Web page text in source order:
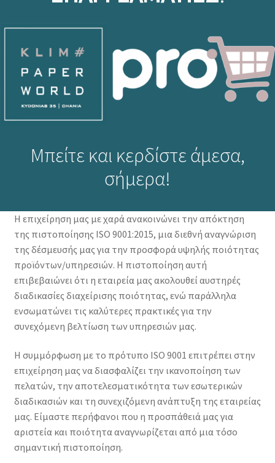
Μπείτε και κερδίστε άμεσα,
σήμερα!
Η επιχείρηση μας με χαρά ανακοινώνει την απόκτηση
της πιστοποίησης ISO 9001:2015, μια διεθνή αναγνώριση
της δέσμευσής μας για την προσφορά υψηλής ποιότητας
προϊόντων/υπηρεσιών. Η πιστοποίηση αυτή
επιβεβαιώνει ότι η εταιρεία μας ακολουθεί αυστηρές
διαδικασίες διαχείρισης ποιότητας, ενώ παράλληλα
ενσωματώνει τις καλύτερες πρακτικές για την
συνεχόμενη βελτίωση των υπηρεσιών μας.
Η συμμόρφωση με το πρότυπο ISO 9001 επιτρέπει στην
επιχείρηση μας να διασφαλίζει την ικανοποίηση των
πελατών, την αποτελεσματικότητα των εσωτερικών
διαδικασιών και τη συνεχιζόμενη ανάπτυξη της εταιρείας
μας. Είμαστε περήφανοι που η προσπάθειά μας για
αριστεία και ποιότητα αναγνωρίζεται από μια τόσο
σημαντική πιστοποίηση.